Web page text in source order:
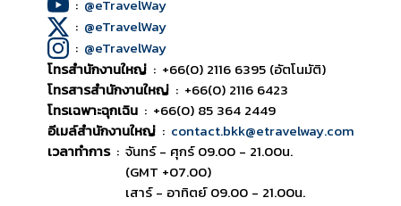
: @eTravelWay
: @eTravelWay
: @eTravelWay
โทรสำนักงานใหญ่ : +66(0) 2116 6395 (อัตโนมัติ)
โทรสารสำนักงานใหญ่ : +66(0) 2116 6423
โทรเฉพาะฉุกเฉิน : +66(0) 85 364 2449
อีเมล์สำนักงานใหญ่ : contact.bkk@etravelway.com
เวลาทำการ : จันทร์ - ศุกร์ 09.00 - 21.00น.
(GMT +07.00)
เสาร์ - อาทิตย์ 09.00 - 21.00น.